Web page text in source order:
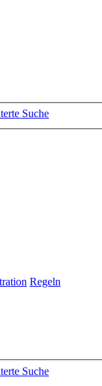
Suche
Regeln
Suche